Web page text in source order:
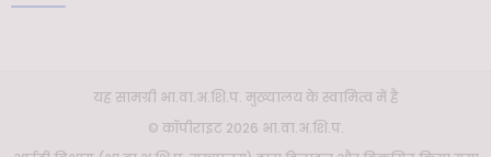
यह सामग्री भा.वा.अ.शि.प. मुख्यालय के स्वामित्व में है
© कॉपीराइट 2026 भा.वा.अ.शि.प.